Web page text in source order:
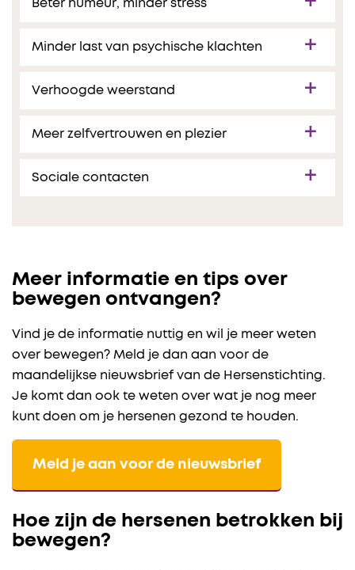
Beter humeur, minder stress
Minder last van psychische klachten
Verhoogde weerstand
Meer zelfvertrouwen en plezier
Sociale contacten
Meer informatie en tips over
bewegen ontvangen?
Vind je de informatie nuttig en wil je meer weten
over bewegen? Meld je dan aan voor de
maandelijkse nieuwsbrief van de Hersenstichting.
Je komt dan ook te weten over wat je nog meer
kunt doen om je hersenen gezond te houden.
Meld je aan voor de nieuwsbrief
Hoe zijn de hersenen betrokken bij
bewegen?